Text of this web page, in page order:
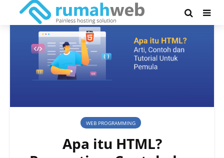
WEB PROGRAMMING
Apa itu HTML?